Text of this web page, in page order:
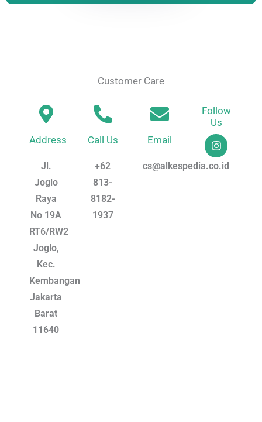
Customer Care
Address
Jl.
Joglo
Raya
No 19A
RT6/RW2
Joglo,
Kec.
Kembangan
Jakarta
Barat
11640
Call Us
+62
813-
8182-
1937
Email
cs@alkespedia.co.id
Follow
Us
I
n
s
t